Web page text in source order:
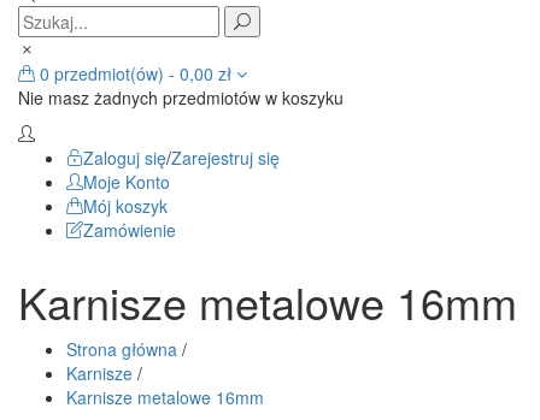
0 przedmiot(ów) - 0,00 zł
Nie masz żadnych przedmiotów w koszyku
Zaloguj się/Zarejestruj się
Moje Konto
Mój koszyk
Zamówienie
Karnisze metalowe 16mm
Strona główna /
Karnisze /
Karnisze metalowe 16mm